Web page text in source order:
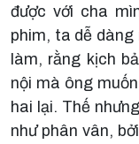
được với cha
phim, ta dễ
làm, rằng kịch
nội mà ông
hai lại. Thế
như phân vân,